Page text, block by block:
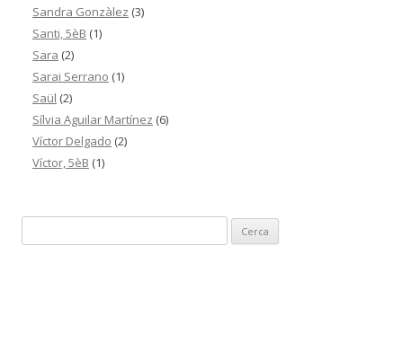
Sandra Gonzàlez (3)
Santi, 5èB (1)
Sara (2)
Sarai Serrano (1)
Saül (2)
Sílvia Aguilar Martínez (6)
Víctor Delgado (2)
Víctor, 5èB (1)
e